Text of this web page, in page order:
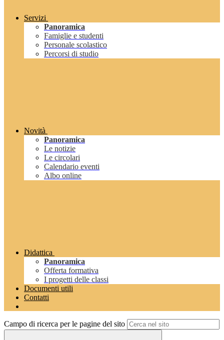
Servizi
Panoramica
Famiglie e studenti
Personale scolastico
Percorsi di studio
Novità
Panoramica
Le notizie
Le circolari
Calendario eventi
Albo online
Didattica
Panoramica
Offerta formativa
I progetti delle classi
Documenti utili
Contatti
Campo di ricerca per le pagine del sito